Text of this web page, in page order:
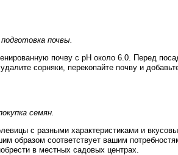
почвы.
почву с pH около 6.0. Перед
сорняки, перекопайте почву и
семян.
с разными характеристиками и
образом соответствует вашим
в местных садовых центрах.